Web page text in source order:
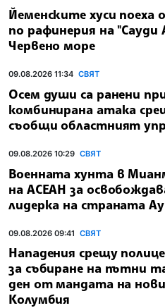
Йеменските хуси поеха
по рафинерия на "Сауди
Червено море
09.08.2026 11:34 СВЯТ
Осем души са ранени
комбинирана атака
съобщи областният
09.08.2026 10:29 СВЯТ
Военната хунта в
на АСЕАН за
лидерка на страната
09.08.2026 09:41 СВЯТ
Нападения срещу
за събиране на пътни
ден от мандата на
Колумбия